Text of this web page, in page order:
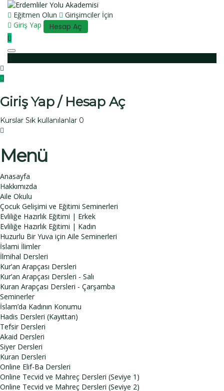
Eğitmen Olun
Girişimciler İçin
Giriş Yap
Hesap Aç
Toggle
navigation
Giriş Yap / Hesap Aç
Kurslar Sık kullanılanlar 0
Menü
Anasayfa
Hakkımızda
Aile Okulu
Çocuk Gelişimi ve Eğitimi Seminerleri
Evliliğe Hazırlık Eğitimi | Erkek
Evliliğe Hazırlık Eğitimi | Kadın
Huzurlu Bir Yuva için Aile Seminerleri
İslami İlimler
İlmihal Dersleri
Kur’an Arapçası Dersleri
Kur’an Arapçası Dersleri - Salı
Kuran Arapçası Dersleri - Çarşamba
Seminerler
İslam’da Kadının Konumu
Hadis Dersleri (Kayıttan)
Tefsir Dersleri
Akaid Dersleri
Siyer Dersleri
Kuran Dersleri
Online Elif-Ba Dersleri
Online Tecvid ve Mahreç Dersleri (Seviye 1)
Online Tecvid ve Mahreç Dersleri (Seviye 2)